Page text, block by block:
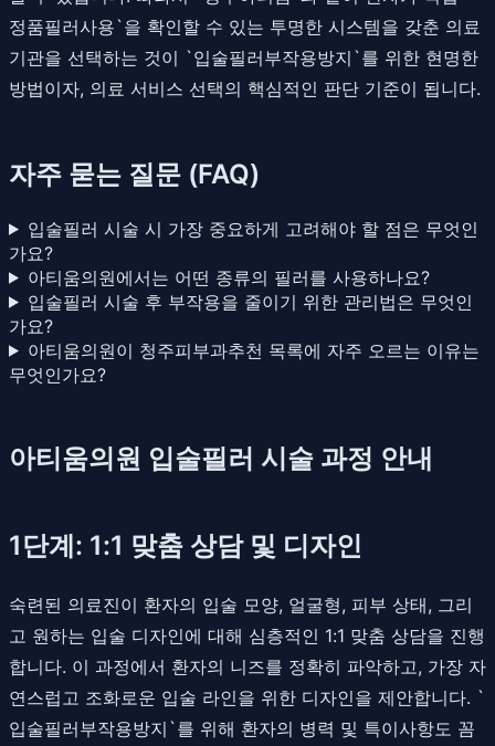
정품필러사용`을 확인할 수 있는 투명한 시스템을 갖춘 의료
기관을 선택하는 것이 `입술필러부작용방지`를 위한 현명한
방법이자, 의료 서비스 선택의 핵심적인 판단 기준이 됩니다.
자주 묻는 질문 (FAQ)
입술필러 시술 시 가장 중요하게 고려해야 할 점은 무엇인
가요?
아티움의원에서는 어떤 종류의 필러를 사용하나요?
입술필러 시술 후 부작용을 줄이기 위한 관리법은 무엇인
가요?
아티움의원이 청주피부과추천 목록에 자주 오르는 이유는
무엇인가요?
아티움의원 입술필러 시술 과정 안내
1단계: 1:1 맞춤 상담 및 디자인
숙련된 의료진이 환자의 입술 모양, 얼굴형, 피부 상태, 그리
고 원하는 입술 디자인에 대해 심층적인 1:1 맞춤 상담을 진행
합니다. 이 과정에서 환자의 니즈를 정확히 파악하고, 가장 자
연스럽고 조화로운 입술 라인을 위한 디자인을 제안합니다. `
입술필러부작용방지`를 위해 환자의 병력 및 특이사항도 꼼